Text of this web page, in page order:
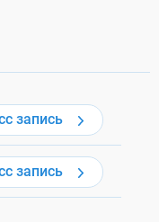
запись
запись